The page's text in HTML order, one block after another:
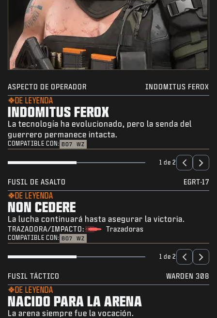
ASPECTO DE OPERADOR INDOMITUS FEROX
DE LEYENDA
INDOMITUS FEROX
La tecnología ha evolucionado, pero la senda del
guerrero permanece intacta.
COMPATIBLE CON: BO7 WZ
1 de 2
FUSIL DE ASALTO EGRT-17
DE LEYENDA
NON CEDERE
La lucha continuará hasta asegurar la victoria.
TRAZADORA/IMPACTO: Trazadoras
COMPATIBLE CON: BO7 WZ
1 de 2
FUSIL TÁCTICO WARDEN 308
DE LEYENDA
NACIDO PARA LA ARENA
La arena siempre fue la vocación.